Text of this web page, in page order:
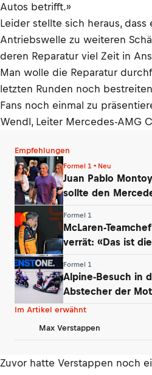
Autos betrifft.»
Leider stellte sich heraus,
Antriebswelle zu weiteren
deren Reparatur viel Zeit in
Man wolle die Reparatur
letzten Runden noch
Fans noch einmal zu
Wendl, Leiter Mercedes-AMG
Empfehlungen
Formel 1 • Neu
Juan Pablo
sollte den
Formel 1
McLaren-
verrät: «Das ist
Formel 1
Alpine-Besuch in
Abstecher der
Enstone
Im Artikel erwähnt
Max Verstappen
Zuvor hatte Verstappen noch